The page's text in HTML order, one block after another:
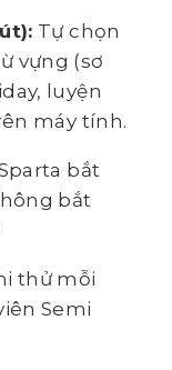
Tự chọn
vựng (sơ
luyện
máy tính.
bắt
bắt
thử mỗi
Semi